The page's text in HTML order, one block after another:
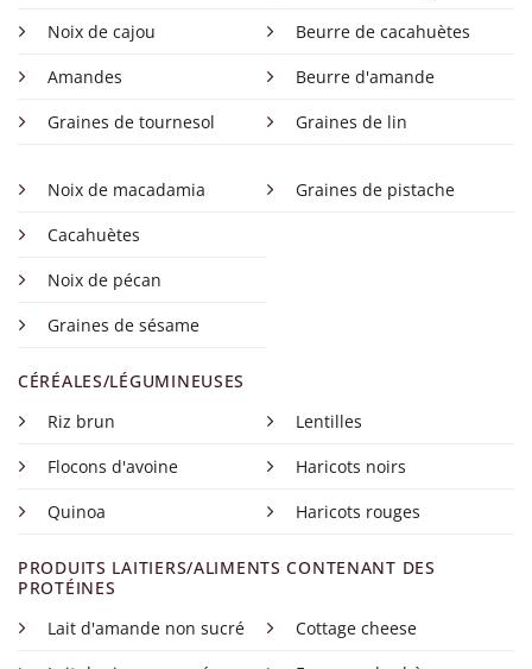
Noix de cajou
Amandes
Graines de tournesol
Beurre de cacahuètes
Beurre d'amande
Graines de lin
Noix de macadamia
Cacahuètes
Noix de pécan
Graines de sésame
Graines de pistache
CÉRÉALES/LÉGUMINEUSES
Riz brun
Flocons d'avoine
Quinoa
Lentilles
Haricots noirs
Haricots rouges
PRODUITS LAITIERS/ALIMENTS CONTENANT DES
PROTÉINES
Lait d'amande non sucré
Cottage cheese